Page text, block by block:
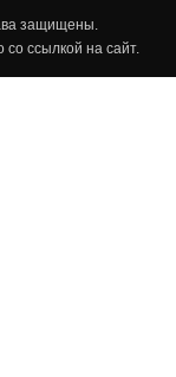
защищены.
ссылкой на сайт.